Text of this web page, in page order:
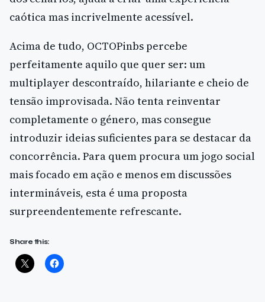
caótica mas incrivelmente acessível.
Acima de tudo, OCTOPinbs percebe
perfeitamente aquilo que quer ser: um
multiplayer descontraído, hilariante e cheio de
tensão improvisada. Não tenta reinventar
completamente o género, mas consegue
introduzir ideias suficientes para se destacar da
concorrência. Para quem procura um jogo social
mais focado em ação e menos em discussões
intermináveis, esta é uma proposta
surpreendentemente refrescante.
Share this: